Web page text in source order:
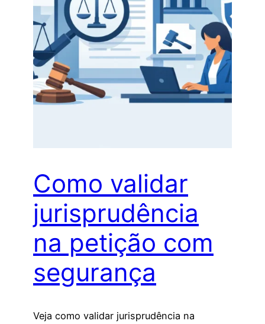
Como validar
jurisprudência
na petição com
segurança
Veja como validar jurisprudência na